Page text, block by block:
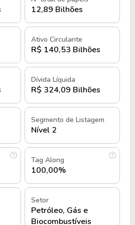
nacionalista que visava
energética do Brasil.
é nosso", símbolo desse
era desenvolver a indústria do
nacional.
Petrobras enfrentou desafios
à forte resistência política e
monopólio estatal do petróleo.
anos 1970, a Petrobras
petróleo em águas profundas.
de Campos, consolidou sua
produtora de petróleo do
mais de 80% da produção
12,89 Bilhões
Ativo Circulante
R$ 140,53 Bilhões
Dívida Líquida
R$ 324,09 Bilhões
Segmento de Listagem
Nível 2
Tag Along
100,00%
Setor
Petróleo, Gás e
Biocombustíveis